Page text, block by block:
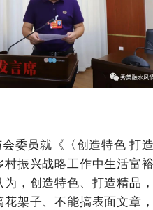
委员就《〈创造特色 打
振兴战略工作中生活富
，创造特色、打造精品
架子、不能搞表面文章